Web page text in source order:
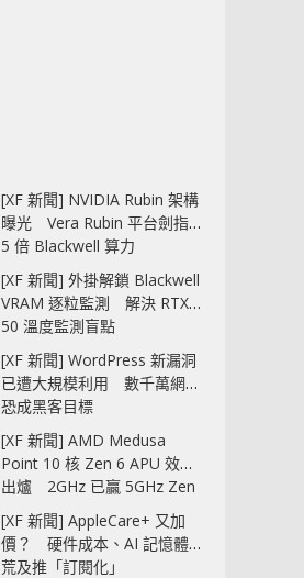
[XF 新聞] NVIDIA Rubin 架構
曝光 Vera Rubin 平台劍指
5 倍 Blackwell 算力
[XF 新聞] 外掛解鎖 Blackwell
VRAM 逐粒監測 解決 RTX
50 溫度監測盲點
[XF 新聞] WordPress 新漏洞
已遭大規模利用 數千萬網站
恐成黑客目標
[XF 新聞] AMD Medusa
Point 10 核 Zen 6 APU 效能
出爐 2GHz 已贏 5GHz Zen
5‧全速 5.4GHz 更拉開距離
[XF 新聞] AppleCare+ 又加
價？ 硬件成本、AI 記憶體
荒及推「訂閱化」